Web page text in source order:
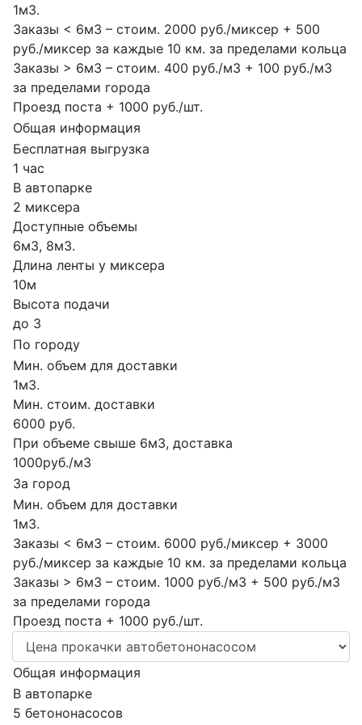
1м3.
Заказы < 6м3 – стоим. 2000 руб./миксер + 500
руб./миксер за каждые 10 км. за пределами кольца
Заказы > 6м3 – стоим. 400 руб./м3 + 100 руб./м3
за пределами города
Проезд поста + 1000 руб./шт.
Общая информация
Бесплатная выгрузка
1 час
В автопарке
2 миксера
Доступные объемы
6м3, 8м3.
Длина ленты у миксера
10м
Высота подачи
до 3
По городу
Мин. объем для доставки
1м3.
Мин. стоим. доставки
6000 руб.
При объеме свыше 6м3, доставка
1000руб./м3
За город
Мин. объем для доставки
1м3.
Заказы < 6м3 – стоим. 6000 руб./миксер + 3000
руб./миксер за каждые 10 км. за пределами кольца
Заказы > 6м3 – стоим. 1000 руб./м3 + 500 руб./м3
за пределами города
Проезд поста + 1000 руб./шт.
Общая информация
В автопарке
5 бетононасосов